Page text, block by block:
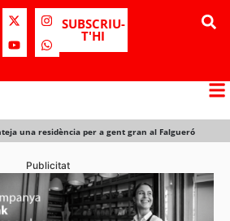
SUBSCRIU-
T'HI
una residència per a gent gran al Falgueró
Publicitat